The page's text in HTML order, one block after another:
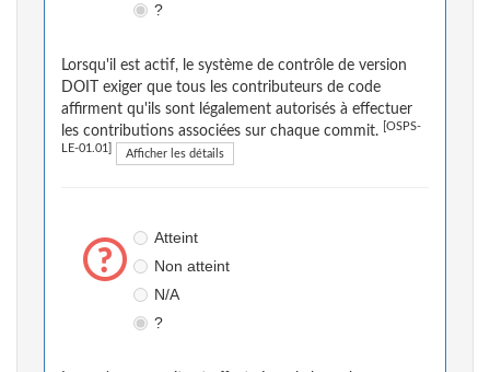
?
Lorsqu'il est actif, le système de contrôle de version
DOIT exiger que tous les contributeurs de code
affirment qu'ils sont légalement autorisés à effectuer
les contributions associées sur chaque commit.
[OSPS-
LE-01.01] Afficher les détails
Atteint
Non atteint
N/A
?